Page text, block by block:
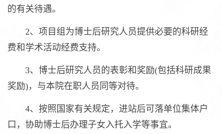
的有关待遇。
2、项目组为博士后研究人员提供必要的科研经
费和学术活动经费支持。
3、博士后研究人员的表彰和奖励(包括科研成果
奖励)，与本院在职人员同等对待。
4、按照国家有关规定，进站后可落单位集体户
口，协助博士后办理子女入托入学等事宜。